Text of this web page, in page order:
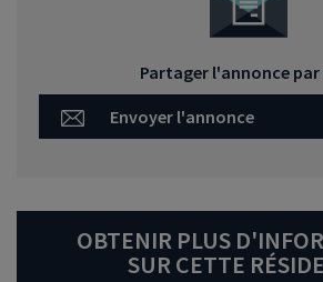
Partager l'annonce
Envoyer l'annonce
OBTENIR PLUS
SUR CETTE